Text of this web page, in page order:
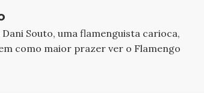
Souto, uma flamenguista carioca,
como maior prazer ver o Flamengo